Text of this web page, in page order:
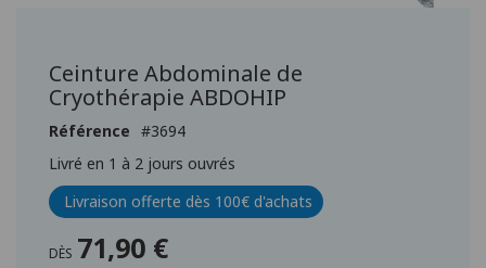
Galerie
Ceinture Abdominale de
Cryothérapie ABDOHIP
Référence
3694
Livré en 1 à 2 jours ouvrés
Livraison offerte dès 100€ d'achats
DÈS 71,90 €